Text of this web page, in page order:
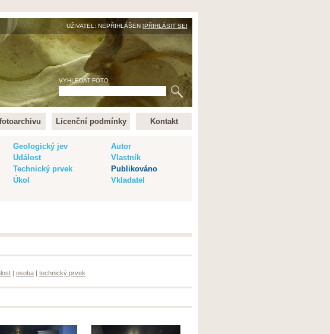
UŽIVATEL: NEPŘIHLÁŠEN [PŘIHLÁSIT SE]
VYHLEDAT FOTO
Licenční podmínky Kontakt
Geologický jev
Autor
Událost
Vlastník
Technický prvek
Publikováno
Úkol
Vkladatel
| osoba | technický prvek